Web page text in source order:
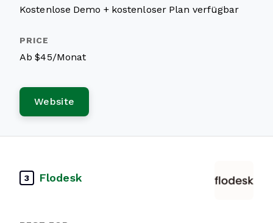
Kostenlose Demo + kostenloser Plan verfügbar
Ab $45/Monat
Website
3 Flodesk